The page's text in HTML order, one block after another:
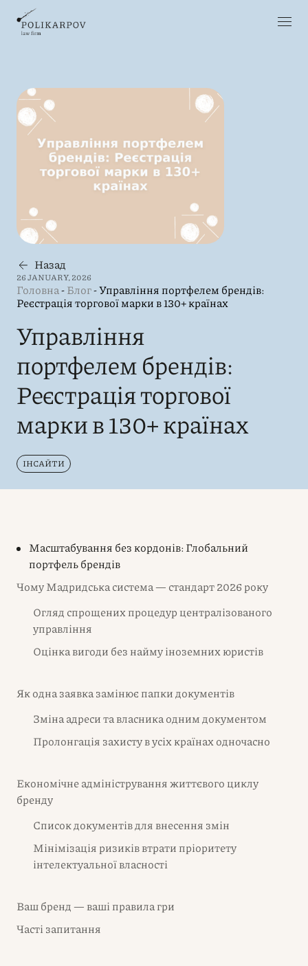
Назад
26 JANUARY, 2026
Головна-Блог-Управління портфелем брендів:
Реєстрація торгової марки в 130+ країнах
Управління
портфелем брендів:
Реєстрація торгової
марки в 130+ країнах
ІНСАЙТИ
Масштабування без кордонів: Глобальний
портфель брендів
Чому Мадридська система — стандарт 2026 року
Огляд спрощених процедур централізованого
управління
Оцінка вигоди без найму іноземних юристів
Як одна заявка замінює папки документів
Зміна адреси та власника одним документом
Пролонгація захисту в усіх країнах одночасно
Економічне адміністрування життєвого циклу
бренду
Список документів для внесення змін
Мінімізація ризиків втрати пріоритету
інтелектуальної власності
Ваш бренд — ваші правила гри
Часті запитання